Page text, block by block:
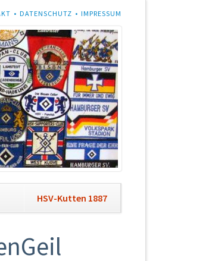
DATENSCHUTZ IMPRESSUM
HSV-Kutten 1887